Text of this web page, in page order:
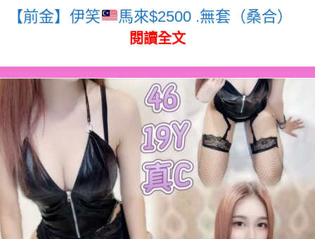
【前金】伊笑 馬來$2500 .無套（桑合）
閱讀全文